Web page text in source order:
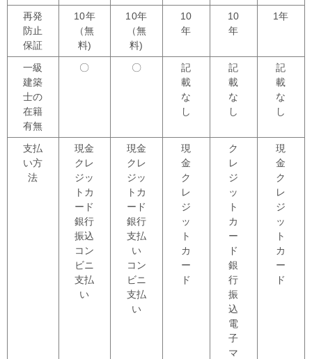
再発
防止
保証
10年
（無
料)
10年
（無
料)
10
年
10
年
1年
一級
建築
士の
在籍
有無
〇 〇
記
載
な
し
記
載
な
し
記
載
な
し
支払
い方
法
現金
クレ
ジッ
トカ
ード
銀行
振込
コン
ビニ
支払
い
現金
クレ
ジッ
トカ
ード
銀行
支払
い
コン
ビニ
支払
い
現
金
ク
レ
ジ
ッ
ト
カ
ー
ド
ク
レ
ジ
ッ
ト
カ
ー
ド
銀
行
振
込
電
子
マ
現
金
ク
レ
ジ
ッ
ト
カ
ー
ド